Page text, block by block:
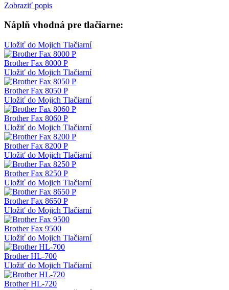
Zobraziť popis
Náplň vhodná pre tlačiarne:
Uložiť do Mojich Tlačiarní
Brother Fax 8000 P
Uložiť do Mojich Tlačiarní
Brother Fax 8050 P
Uložiť do Mojich Tlačiarní
Brother Fax 8060 P
Uložiť do Mojich Tlačiarní
Brother Fax 8200 P
Uložiť do Mojich Tlačiarní
Brother Fax 8250 P
Uložiť do Mojich Tlačiarní
Brother Fax 8650 P
Uložiť do Mojich Tlačiarní
Brother Fax 9500
Uložiť do Mojich Tlačiarní
Brother HL-700
Uložiť do Mojich Tlačiarní
Brother HL-720